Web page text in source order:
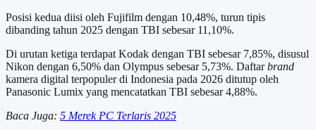
Posisi kedua diisi oleh Fujifilm dengan 10,48%, turun tipis
dibanding tahun 2025 dengan TBI sebesar 11,10%.
Di urutan ketiga terdapat Kodak dengan TBI sebesar 7,85%, disusul
Nikon dengan 6,50% dan Olympus sebesar 5,73%. Daftarbrand
kamera digital terpopuler di Indonesia pada 2026 ditutup oleh
Panasonic Lumix yang mencatatkan TBI sebesar 4,88%.
Baca Juga: 5 Merek PC Terlaris 2025